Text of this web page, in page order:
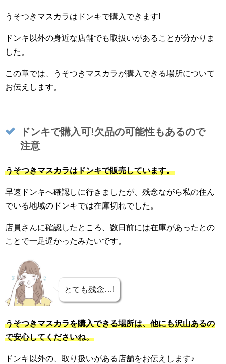
うそつきマスカラはドンキで購入できます!
ドンキ以外の身近な店舗でも取扱いがあることが分かりま
した。
この章では、うそつきマスカラが購入できる場所について
お伝えします。
ドンキで購入可!欠品の可能性もあるので
注意
うそつきマスカラはドンキで販売しています。
早速ドンキへ確認しに行きましたが、残念ながら私の住ん
でいる地域のドンキでは在庫切れでした。
店員さんに確認したところ、数日前には在庫があったとの
ことで一足遅かったみたいです。
とても残念…!
うそつきマスカラを購入できる場所は、他にも沢山あるの
で安心してくださいね。
ドンキ以外の、取り扱いがある店舗をお伝えします♪